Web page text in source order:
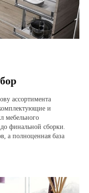
ассортимента
и
мебельного
финальной сборки.
а полноценная база